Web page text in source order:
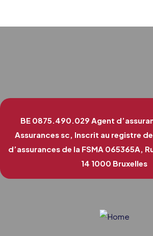
BE 0875.490.029 Agent
Assurances sc, Inscrit au registre
d’assurances de la FSMA 065365A,
14 1000 Bruxelles